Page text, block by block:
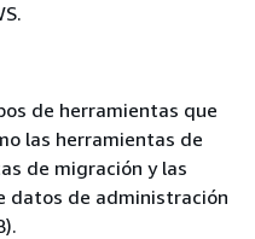
de herramientas que
las herramientas de
de migración y las
datos de administración